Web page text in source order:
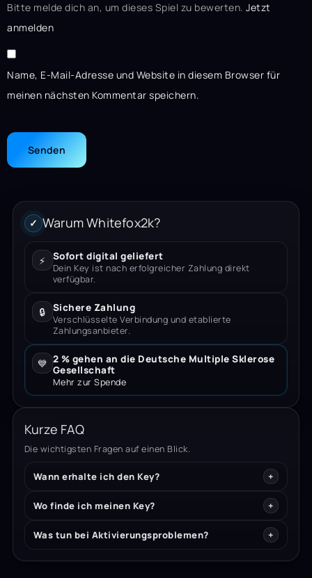
Bitte melde dich an, um dieses Spiel zu bewerten. Jetzt
anmelden
Name, E-Mail-Adresse und Website in diesem Browser für
meinen nächsten Kommentar speichern.
✓ Warum Whitefox2k?
⚡ Sofort digital geliefert
Dein Key ist nach erfolgreicher Zahlung direkt
verfügbar.
🔒 Sichere Zahlung
Verschlüsselte Verbindung und etablierte
Zahlungsanbieter.
💙 2 % gehen an die Deutsche Multiple Sklerose
Gesellschaft
Mehr zur Spende
Kurze FAQ
Die wichtigsten Fragen auf einen Blick.
Wann erhalte ich den Key?
Wo finde ich meinen Key?
Was tun bei Aktivierungsproblemen?